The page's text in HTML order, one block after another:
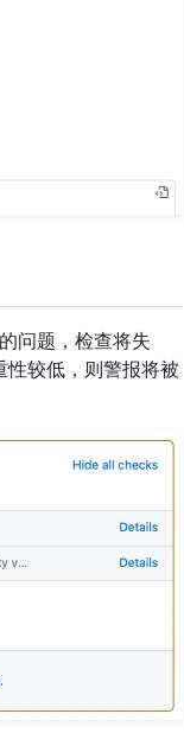
的问题，检查将失
较低，则警报将被